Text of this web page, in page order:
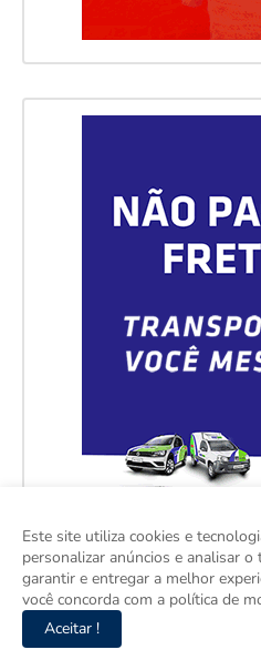
Este site utiliza cookies e
personalizar anúncios e analisar
garantir e entregar a melhor
você concorda com a política de
Aceitar !